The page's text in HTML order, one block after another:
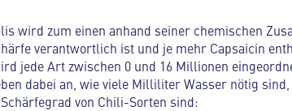
wird zum einen anhand seiner chemischen
verantwortlich ist und je mehr Capsaicin
jede Art zwischen 0 und 16 Millionen
dabei an, wie viele Milliliter Wasser nötig
von Chili-Sorten sind: